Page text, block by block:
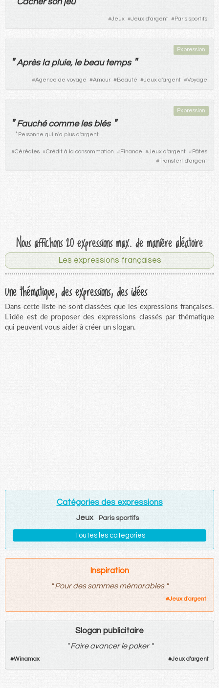
#Jeux #Jeux d'argent #Paris sportifs
Expression
" Après la pluie, le beau temps "
#Agence de voyage #Amour #Beauté #Jeux d'argent #Voyage
Expression
" Fauché comme les blés "
*Personne qui n'a plus d'argent
#Céréales #Crédit à la consommation #Finance #Jeux d'argent #Pâtes
#Transfert d'argent
Nous affichons 20 expressions max. de manière aléatoire
Les expressions françaises
Une thématique, des expressions, des idées
Dans cette liste ne sont classées que les expressions françaises.
L'idée est de proposer des expressions classés par thématique
qui peuvent vous aider à créer un slogan.
Catégories des expressions
Jeux Paris sportifs
Toutes les catégories
Inspiration
" Pour des sommes mémorables "
#Jeux d'argent
Slogan publicitaire
" Faire avancer le poker "
#Winamax #Jeux d'argent